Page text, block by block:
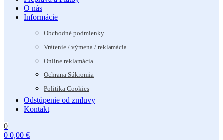
O nás
Informácie
Obchodné podmienky
Vrátenie / výmena / reklamácia
Online reklamácia
Ochrana Súkromia
Politika Cookies
Odstúpenie od zmluvy
Kontakt
0
0 0,00 €